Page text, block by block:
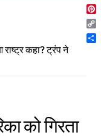
कहा? ट्रंप ने
को गिरता